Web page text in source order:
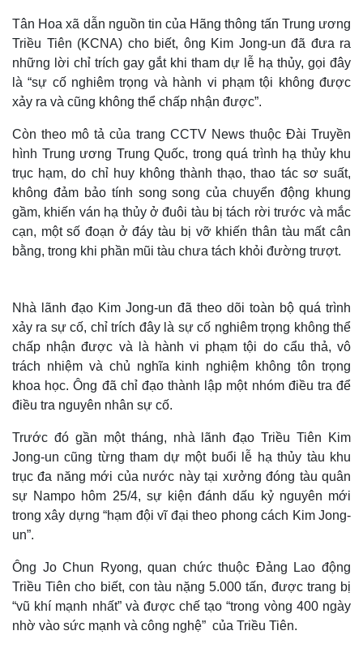
Thế giới
Quan sát
Cuộc sống đó đây
Hồ sơ
Multimedia
Video
Ảnh
E-Magazine
Tân Hoa xã dẫn nguồn tin của Hãng thông tấn Trung ương
Triều Tiên (KCNA) cho biết, ông Kim Jong-un đã đưa ra
những lời chỉ trích gay gắt khi tham dự lễ hạ thủy, gọi đây
là “sự cố nghiêm trọng và hành vi phạm tội không được
xảy ra và cũng không thể chấp nhận được”.
Còn theo mô tả của trang CCTV News thuộc Đài Truyền
hình Trung ương Trung Quốc, trong quá trình hạ thủy khu
trục hạm, do chỉ huy không thành thạo, thao tác sơ suất,
không đảm bảo tính song song của chuyển động khung
gầm, khiến ván hạ thủy ở đuôi tàu bị tách rời trước và mắc
cạn, một số đoạn ở đáy tàu bị vỡ khiến thân tàu mất cân
bằng, trong khi phần mũi tàu chưa tách khỏi đường trượt.
Nhà lãnh đạo Kim Jong-un đã theo dõi toàn bộ quá trình
xảy ra sự cố, chỉ trích đây là sự cố nghiêm trọng không thể
chấp nhận được và là hành vi phạm tội do cẩu thả, vô
trách nhiệm và chủ nghĩa kinh nghiệm không tôn trọng
khoa học. Ông đã chỉ đạo thành lập một nhóm điều tra để
điều tra nguyên nhân sự cố.
Trước đó gần một tháng, nhà lãnh đạo Triều Tiên Kim
Jong-un cũng từng tham dự một buổi lễ hạ thủy tàu khu
trục đa năng mới của nước này tại xưởng đóng tàu quân
sự Nampo hôm 25/4, sự kiện đánh dấu kỷ nguyên mới
trong xây dựng “hạm đội vĩ đại theo phong cách Kim Jong-
un”.
Ông Jo Chun Ryong, quan chức thuộc Đảng Lao động
Triều Tiên cho biết, con tàu nặng 5.000 tấn, được trang bị
“vũ khí mạnh nhất” và được chế tạo “trong vòng 400 ngày
nhờ vào sức mạnh và công nghệ” của Triều Tiên.